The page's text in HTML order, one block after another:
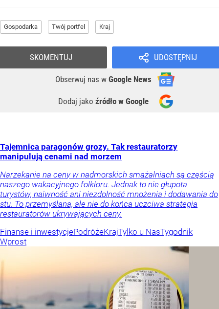
Gospodarka Twój portfel Kraj
UDOSTĘPNIJ
Obserwuj nas w Google News
Dodaj jako źródło w Google
SKOMENTUJ
Tajemnica paragonów grozy. Tak restauratorzy
manipulują cenami nad morzem
Narzekanie na ceny w nadmorskich smażalniach są częścią
naszego wakacyjnego folkloru. Jednak to nie głupota
turystów, naiwność ani niezdolność mnożenia i dodawania do
stu. To przemyślana, ale nie do końca uczciwa strategia
restauratorów ukrywających ceny.
Finanse i inwestycjePodróżeKrajTylko u NasTygodnik
Wprost